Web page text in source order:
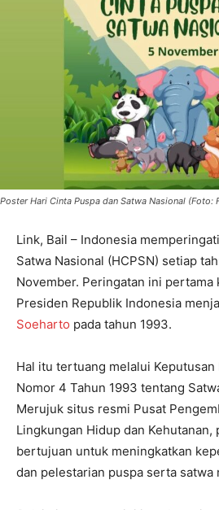
Poster Hari Cinta Puspa dan Satwa Nasional (Foto:
Link, Bail – Indonesia
Satwa Nasional (HCPSN) setiap
November. Peringatan ini pertama
Presiden Republik Indonesia
Soeharto pada tahun 1993.
Hal itu tertuang melalui
Nomor 4 Tahun 1993 tentang
Merujuk situs resmi Pusat
Lingkungan Hidup dan Kehutanan,
bertujuan untuk meningkatkan
dan pelestarian puspa serta satwa